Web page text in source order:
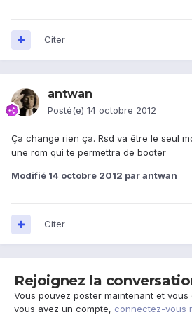
Citer
antwan
Posté(e) 14 octobre 2012
Ça change rien ça. Rsd va être le seul
une rom qui te permettra de booter
Modifié 14 octobre 2012 par antwan
Citer
Rejoignez la
Vous pouvez poster maintenant et vous
vous avez un compte, connectez-vous